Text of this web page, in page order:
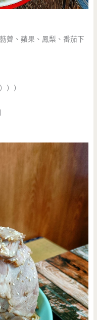
薺、蘋果、鳳梨、番茄下
））